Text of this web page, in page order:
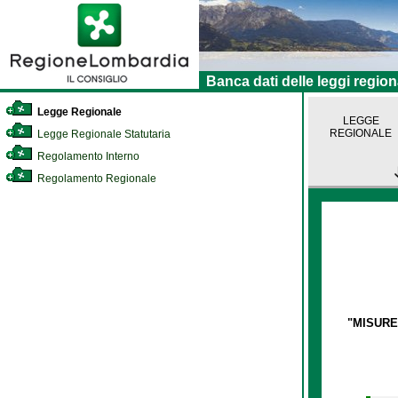
Banca dati delle leggi
Legge Regionale
Legge Regionale Statutaria
Regolamento Interno
Regolamento Regionale
LEGGE
REGIONALE